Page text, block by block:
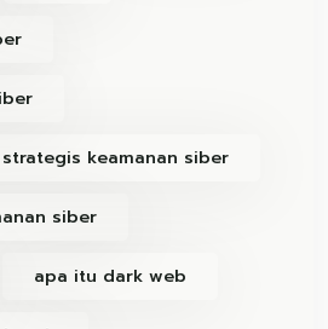
keamanan siber
siber
apa itu dark web